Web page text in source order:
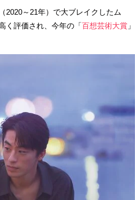
2020～21年）で大ブレイクしたム
く評価され、今年の「百想芸術大賞 」